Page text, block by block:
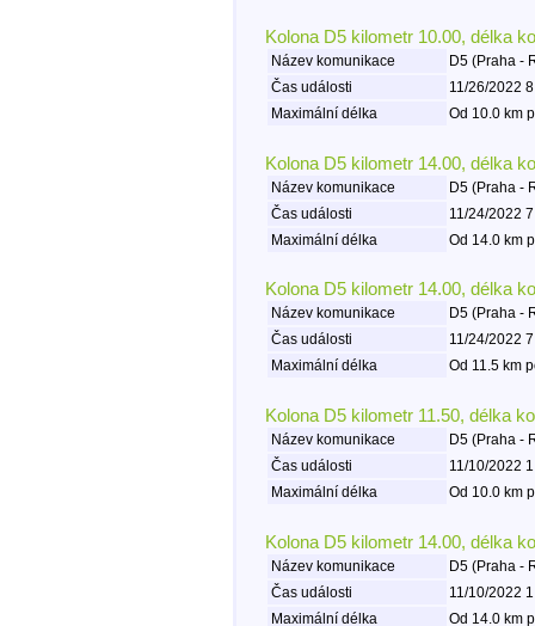
Kolona D5 kilometr 10.00, délka
Název komunikace
D5 (Praha -
Čas události
11/26/2022
Maximální délka
Od 10.0 km
Kolona D5 kilometr 14.00, délka
Název komunikace
D5 (Praha -
Čas události
11/24/2022
Maximální délka
Od 14.0 km
Kolona D5 kilometr 14.00, délka
Název komunikace
D5 (Praha -
Čas události
11/24/2022
Maximální délka
Od 11.5 km
Kolona D5 kilometr 11.50, délka
Název komunikace
D5 (Praha -
Čas události
11/10/2022
Maximální délka
Od 10.0 km
Kolona D5 kilometr 14.00, délka
Název komunikace
D5 (Praha -
Čas události
11/10/2022
Maximální délka
Od 14.0 km